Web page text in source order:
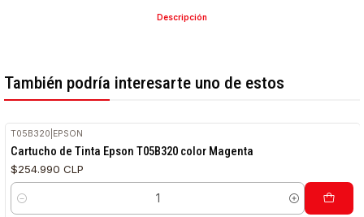
Descripción
También podría interesarte uno de estos
T05B320 EPSON
Cartucho de Tinta Epson T05B320 color Magenta
$254.990 CLP
Cantidad